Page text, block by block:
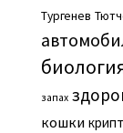
Тургенев
запах
кошки